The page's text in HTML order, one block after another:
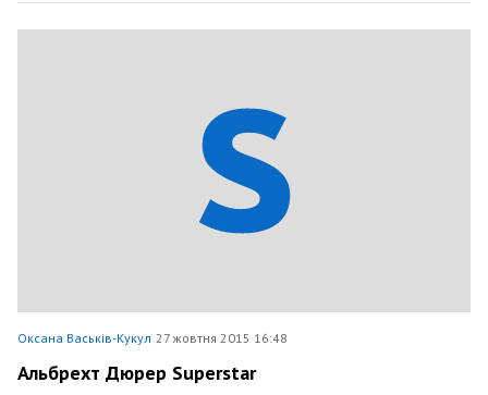
Оксана Васьків-Кукул 27 жовтня 2015 16:48
Альбрехт Дюрер Superstar